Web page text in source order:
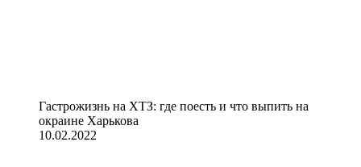
Гастрожизнь на ХТЗ: где поесть и что выпить на
окраине Харькова
10.02.2022